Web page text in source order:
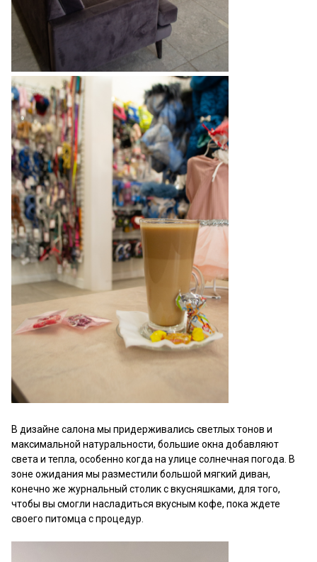
В дизайне салона мы придерживались светлых тонов и
максимальной натуральности, большие окна добавляют
света и тепла, особенно когда на улице солнечная погода. В
зоне ожидания мы разместили большой мягкий диван,
конечно же журнальный столик с вкусняшками, для того,
чтобы вы смогли насладиться вкусным кофе, пока ждете
своего питомца с процедур.